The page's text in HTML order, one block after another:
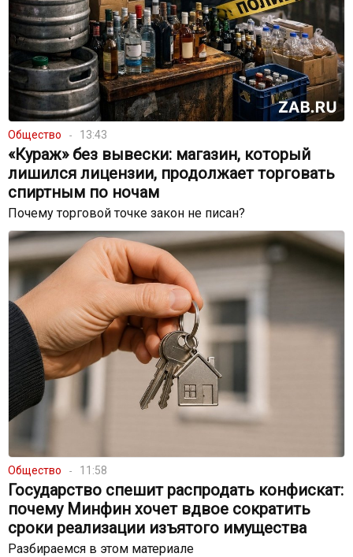
Общество 13:43
«Кураж» без вывески: магазин, который
лишился лицензии, продолжает торговать
спиртным по ночам
Почему торговой точке закон не писан?
Общество 11:58
Государство спешит распродать конфискат:
почему Минфин хочет вдвое сократить
сроки реализации изъятого имущества
Разбираемся в этом материале